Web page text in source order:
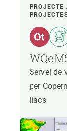
Servei de
per
llacs